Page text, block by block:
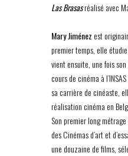
Las Brasasréalisé avec
Mary Jiménezest
premier temps, elle
vient ensuite, une fois
cours de cinéma à
sa carrière de cinéaste,
réalisation cinéma en
Son premier long métrage
des Cinémas d’art et
une douzaine de films,